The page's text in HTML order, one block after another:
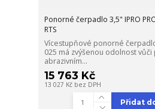
Ponorné čerpadlo 3,5" IPRO
RTS
Vícestupňové ponorné
025 má zvýšenou odolnost vůči
abrazivním...
15 763 Kč
13 027 Kč bez DPH
Přidat